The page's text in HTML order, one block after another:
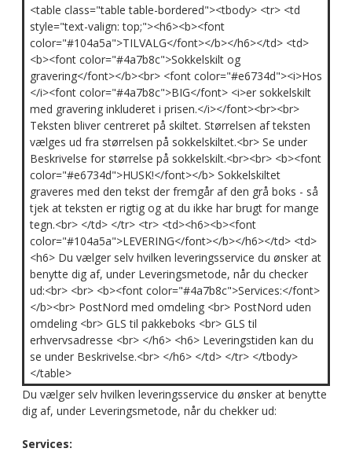
<table class="table table-bordered"><tbody> <tr> <td
style="text-valign: top;"><h6><b><font
color="#104a5a">TILVALG</font></b></h6></td> <td>
<b><font color="#4a7b8c">Sokkelskilt og
gravering</font></b><br> <font color="#e6734d"><i>Hos
</i><font color="#4a7b8c">BIG</font> <i>er sokkelskilt
med gravering inkluderet i prisen.</i></font><br><br>
Teksten bliver centreret på skiltet. Størrelsen af teksten
vælges ud fra størrelsen på sokkelskiltet.<br> Se under
Beskrivelse for størrelse på sokkelskilt.<br><br> <b><font
color="#e6734d">HUSK!</font></b> Sokkelskiltet
graveres med den tekst der fremgår af den grå boks - så
tjek at teksten er rigtig og at du ikke har brugt for mange
tegn.<br> </td> </tr> <tr> <td><h6><b><font
color="#104a5a">LEVERING</font></b></h6></td> <td>
<h6> Du vælger selv hvilken leveringsservice du ønsker at
benytte dig af, under Leveringsmetode, når du checker
ud:<br> <br> <b><font color="#4a7b8c">Services:</font>
</b><br> PostNord med omdeling <br> PostNord uden
omdeling <br> GLS til pakkeboks <br> GLS til
erhvervsadresse <br> </h6> <h6> Leveringstiden kan du
se under Beskrivelse.<br> </h6> </td> </tr> </tbody>
</table>
Du vælger selv hvilken leveringsservice du ønsker at benytte
dig af, under Leveringsmetode, når du chekker ud:
Services: